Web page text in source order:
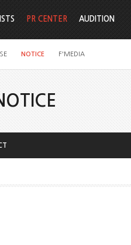
PR CENTER
NOTICE F'MEDIA
AUDITION